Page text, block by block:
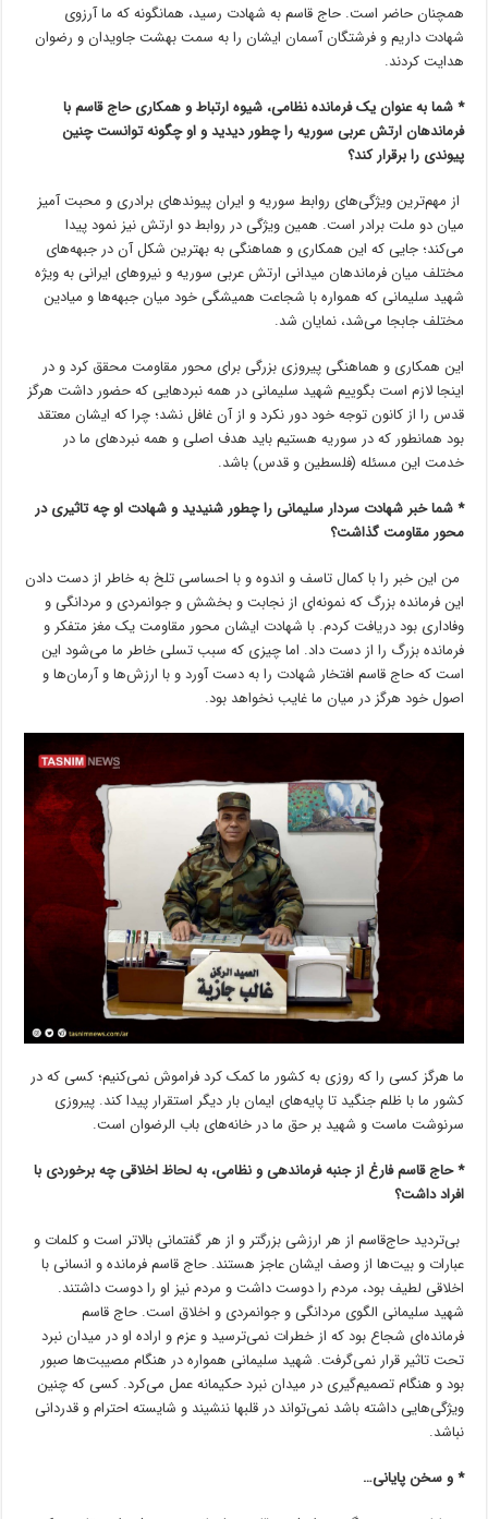
همچنان حاضر است. حاج قاسم به شهادت رسید، همانگونه که ما آرزوی
شهادت داریم و فرشتگان آسمان ایشان را به سمت بهشت جاویدان و رضوان
هدایت کردند.
* شما به عنوان یک فرمانده نظامی، شیوه ارتباط و همکاری حاج قاسم با
فرماندهان ارتش عربی سوریه را چطور دیدید و او چگونه توانست چنین
پیوندی را برقرار کند؟
از مهم‌ترین ویژگی‌های روابط سوریه و ایران پیوندهای برادری و محبت آمیز
میان دو ملت برادر است. همین ویژگی در روابط دو ارتش نیز نمود پیدا
می‌کند؛ جایی که این همکاری و هماهنگی به بهترین شکل آن در جبهه‌های
مختلف میان فرماندهان میدانی ارتش عربی سوریه و نیروهای ایرانی به ویژه
شهید سلیمانی که همواره با شجاعت همیشگی خود میان جبهه‌ها و میادین
مختلف جابجا می‌شد، نمایان شد.
این همکاری و هماهنگی پیروزی بزرگی برای محور مقاومت محقق کرد و در
اینجا لازم است بگوییم شهید سلیمانی در همه نبردهایی که حضور داشت هرگز
قدس را از کانون توجه خود دور نکرد و از آن غافل نشد؛ چرا که ایشان معتقد
بود همانطور که در سوریه هستیم باید هدف اصلی و همه نبردهای ما در
خدمت این مسئله (فلسطین و قدس) باشد.
* شما خبر شهادت سردار سلیمانی را چطور شنیدید و شهادت او چه تاثیری در
محور مقاومت گذاشت؟
من این خبر را با کمال تاسف و اندوه و با احساسی تلخ به خاطر از دست دادن
این فرمانده بزرگ که نمونه‌ای از نجابت و بخشش و جوانمردی و مردانگی و
وفاداری بود دریافت کردم. با شهادت ایشان محور مقاومت یک مغز متفکر و
فرمانده بزرگ را از دست داد. اما چیزی که سبب تسلی خاطر ما می‌شود این
است که حاج قاسم افتخار شهادت را به دست آورد و با ارزش‌ها و آرمان‌ها و
اصول خود هرگز در میان ما غایب نخواهد بود.
ما هرگز کسی را که روزی به کشور ما کمک کرد فراموش نمی‌کنیم؛ کسی که در
کشور ما با ظلم جنگید تا پایه‌های ایمان بار دیگر استقرار پیدا کند. پیروزی
سرنوشت ماست و شهید بر حق ما در خانه‌های باب الرضوان است.
* حاج قاسم فارغ از جنبه فرماندهی و نظامی، به لحاظ اخلاقی چه برخوردی با
افراد داشت؟
بی‌تردید حاج‌قاسم از هر ارزشی بزرگتر و از هر گفتمانی بالاتر است و کلمات و
عبارات و بیت‌ها از وصف ایشان عاجز هستند. حاج قاسم فرمانده و انسانی با
اخلاقی لطیف بود، مردم را دوست داشت و مردم نیز او را دوست داشتند.
شهید سلیمانی الگوی مردانگی و جوانمردی و اخلاق است. حاج قاسم
فرمانده‌ای شجاع بود که از خطرات نمی‌ترسید و عزم و اراده او در میدان نبرد
تحت تاثیر قرار نمی‌گرفت. شهید سلیمانی همواره در هنگام مصیبت‌ها صبور
بود و هنگام تصمیم‌گیری در میدان نبرد حکیمانه عمل می‌کرد. کسی که چنین
ویژگی‌هایی داشته باشد نمی‌تواند در قلبها ننشیند و شایسته احترام و قدردانی
نباشد.
* و سخن پایانی…